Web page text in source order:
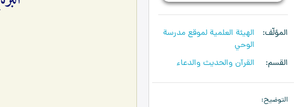
المؤلّف
الهیئة العلمیة لموقع مدرسة
الوحي
القسم
القرآن والحديث والدعاء
التوضيح